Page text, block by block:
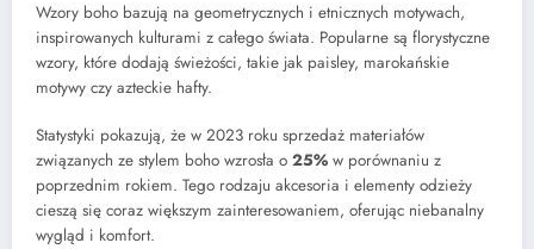
Wzory boho bazują na geometrycznych i etnicznych motywach,
inspirowanych kulturami z całego świata. Popularne są florystyczne
wzory, które dodają świeżości, takie jak paisley, marokańskie
motywy czy azteckie hafty.
Statystyki pokazują, że w 2023 roku sprzedaż materiałów
związanych ze stylem boho wzrosła o 25% w porównaniu z
poprzednim rokiem. Tego rodzaju akcesoria i elementy odzieży
cieszą się coraz większym zainteresowaniem, oferując niebanalny
wygląd i komfort.